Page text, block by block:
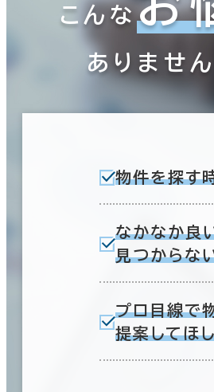
こんな
ありませ
物件を探す
なかなか良
見つからな
プロ目線で
提案してほ